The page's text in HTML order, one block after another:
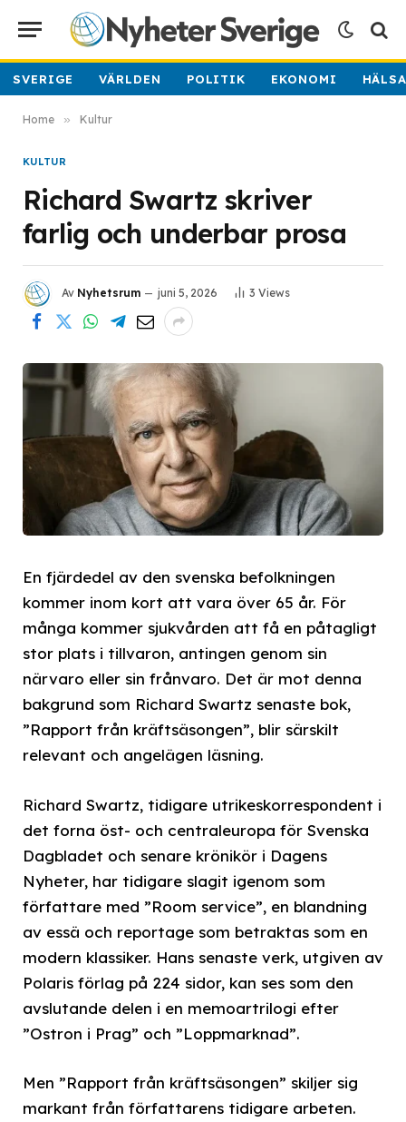
SVERIGE VÄRLDEN POLITIK EKONOMI
Home » Kultur
KULTUR
Richard Swartz skriver
farlig och underbar prosa
Av Nyhetsrum juni 5, 2026 3 Views
En fjärdedel av den svenska befolkningen
kommer inom kort att vara över 65 år. För
många kommer sjukvården att få en påtagligt
stor plats i tillvaron, antingen genom sin
närvaro eller sin frånvaro. Det är mot denna
bakgrund som Richard Swartz senaste bok,
”Rapport från kräftsäsongen”, blir särskilt
relevant och angelägen läsning.
Richard Swartz, tidigare utrikeskorrespondent i
det forna öst- och centraleuropa för Svenska
Dagbladet och senare krönikör i Dagens
Nyheter, har tidigare slagit igenom som
författare med ”Room service”, en blandning
av essä och reportage som betraktas som en
modern klassiker. Hans senaste verk, utgiven av
Polaris förlag på 224 sidor, kan ses som den
avslutande delen i en memoartrilogi efter
”Ostron i Prag” och ”Loppmarknad”.
Men ”Rapport från kräftsäsongen” skiljer sig
markant från författarens tidigare arbeten.